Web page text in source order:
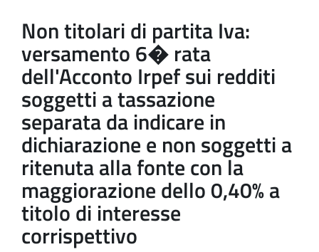
Non titolari di partita Iva:
versamento 6� rata
dell'Acconto Irpef sui redditi
soggetti a tassazione
separata da indicare in
dichiarazione e non soggetti a
ritenuta alla fonte con la
maggiorazione dello 0,40% a
titolo di interesse
corrispettivo